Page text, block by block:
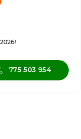
775 503 954